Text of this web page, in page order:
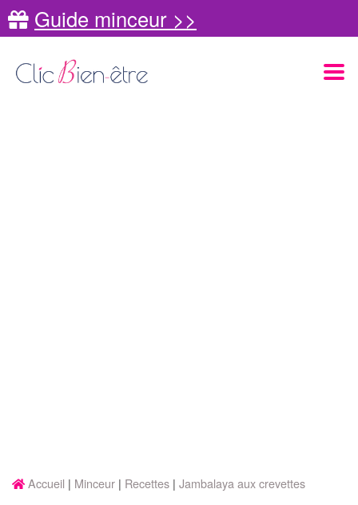
Guide minceur >>
Accueil Minceur Recettes Jambalaya aux crevettes